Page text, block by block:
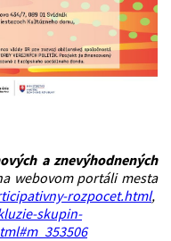
a znevýhodnených
webovom portáli mesta
rozpocet.html,
skupin-